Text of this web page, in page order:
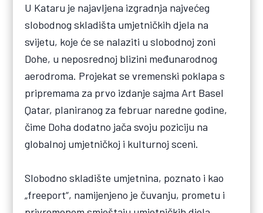
U Kataru je najavljena izgradnja najvećeg
slobodnog skladišta umjetničkih djela na
svijetu, koje će se nalaziti u slobodnoj zoni
Dohe, u neposrednoj blizini međunarodnog
aerodroma. Projekat se vremenski poklapa s
pripremama za prvo izdanje sajma Art Basel
Qatar, planiranog za februar naredne godine,
čime Doha dodatno jača svoju poziciju na
globalnoj umjetničkoj i kulturnoj sceni.
Slobodno skladište umjetnina, poznato i kao
„freeport“, namijenjeno je čuvanju, prometu i